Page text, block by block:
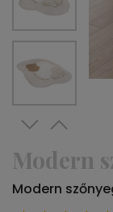
Modern
Modern